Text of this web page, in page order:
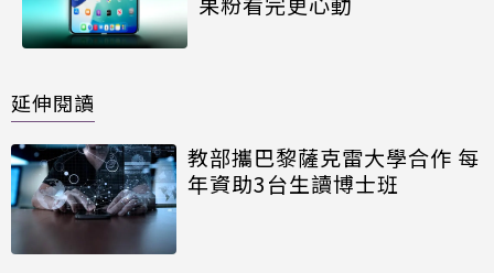
延伸閱讀
教部攜巴黎薩克雷大學合作 每
年資助3台生讀博士班